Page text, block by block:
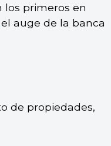
los primeros en
auge de la banca
de propiedades,